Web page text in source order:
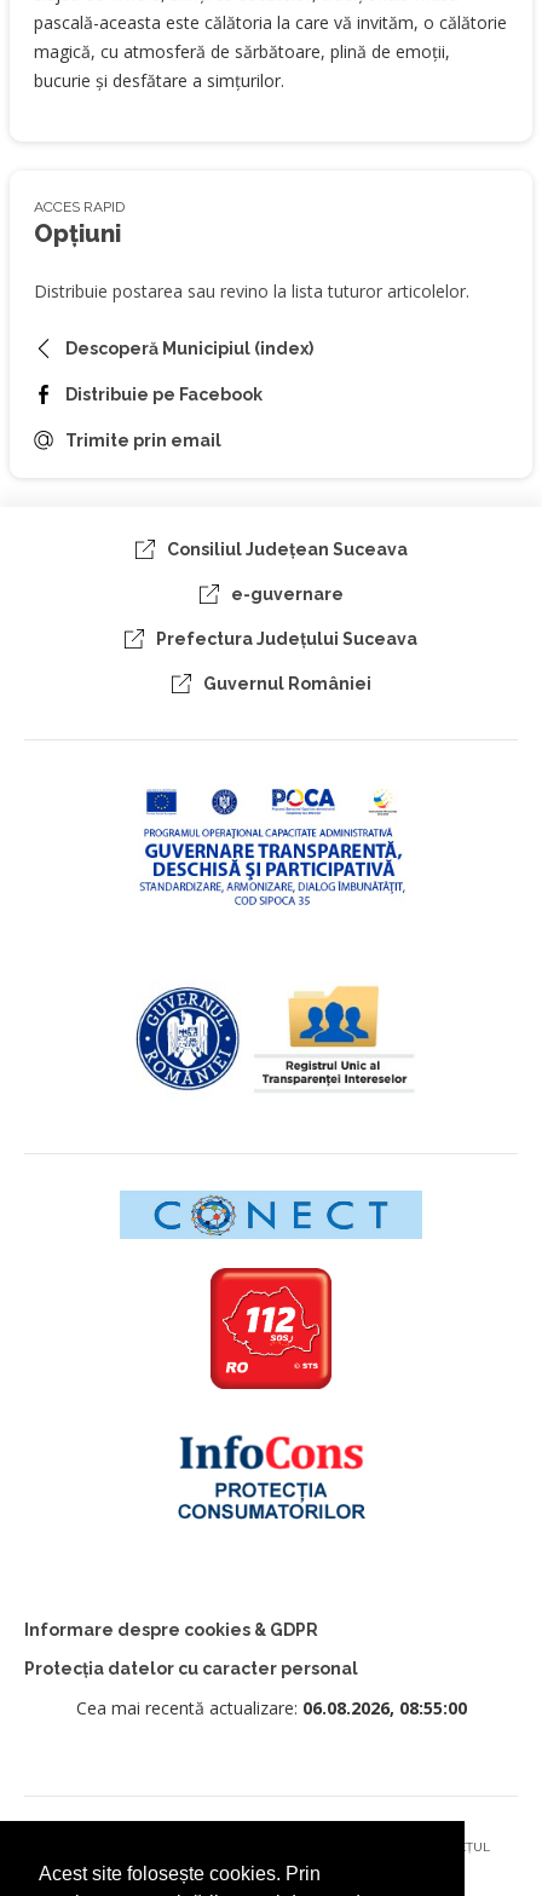
Acest site folosește cookies. Prin
pascală-aceasta este călătoria la care vă invităm, o călătorie
magică, cu atmosferă de sărbătoare, plină de emoții,
bucurie și desfătare a simțurilor.
ACCES RAPID
Opțiuni
Distribuie postarea sau revino la lista tuturor articolelor.
Descoperă Municipiul (index)
Distribuie pe Facebook
Trimite prin email
Consiliul Judeţean Suceava
e-guvernare
Prefectura Judeţului Suceava
Guvernul României
Informare despre cookies & GDPR
Protecția datelor cu caracter personal
Cea mai recentă actualizare: 06.08.2026, 08:55:00
© 2026 - PRIMĂRIA MUNICIPIULUI CÂMPULUNG MOLDOVENESC, JUDEȚUL
SUCEAVA